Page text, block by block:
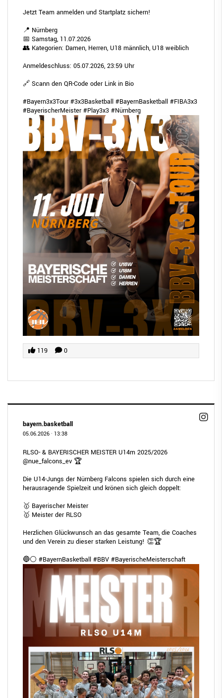
Jetzt Team anmelden und Startplatz sichern!
📍 Nürnberg
📅 Samstag, 11.07.2026
👥 Kategorien: Damen, Herren, U18 männlich, U18 weiblich
Anmeldeschluss: 05.07.2026, 23:59 Uhr
🔗 Scann den QR-Code oder Link in Bio
#Bayern3x3Tour #3x3Basketball #BayernBasketball #FIBA3x3
#BayerischerMeister #Play3x3 #Nürnberg
119 0
bayern.basketball
05.06.2026 · 13:38
RLSO- & BAYERISCHER MEISTER U14m 2025/2026
@nue_falcons_ev 🏆
Die U14-Jungs der Nürnberg Falcons spielen sich durch eine
herausragende Spielzeit und krönen sich gleich doppelt:
🥇 Bayerischer Meister
🥇 Meister der RLSO
Herzlichen Glückwunsch an das gesamte Team, die Coaches
und den Verein zu dieser starken Leistung! 👏🏆
🔵⚪ #BayernBasketball #BBV #BayerischeMeisterschaft